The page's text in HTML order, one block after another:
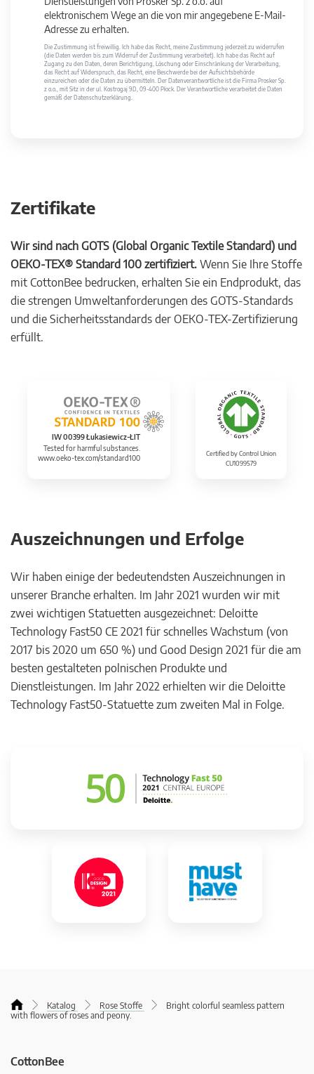
elektronischem Wege an die von mir angegebene E-Mail-
Adresse zu erhalten.
Die Zustimmung ist freiwillig. Ich habe das Recht, meine Zustimmung jederzeit zu widerrufen
(die Daten werden bis zum Widerruf der Zustimmung verarbeitet). Ich habe das Recht auf
Zugang zu den Daten, deren Berichtigung, Löschung oder Einschränkung der Verarbeitung,
das Recht auf Widerspruch, das Recht, eine Beschwerde bei der Aufsichtsbehörde
einzureichen oder die Daten zu übermitteln. Der Datenverantwortliche ist die Firma Prosker Sp.
z o.o., mit Sitz in der ul. Kostrogaj 9D, 09-400 Płock. Der Verantwortliche verarbeitet die Daten
gemäß der Datenschutzerklärung.
Zertifikate
Wir sind nach GOTS (Global Organic Textile Standard) und
OEKO-TEX® Standard 100 zertifiziert. Wenn Sie Ihre Stoffe
mit CottonBee bedrucken, erhalten Sie ein Endprodukt, das
die strengen Umweltanforderungen des GOTS-Standards
und die Sicherheitsstandards der OEKO-TEX-Zertifizierung
erfüllt.
IW 00399 Łukasiewicz-ŁIT
Tested for harmful substances.
www.oeko-tex.com/standard100
Certified by Control Union
CU1099579
Auszeichnungen und Erfolge
Wir haben einige der bedeutendsten Auszeichnungen in
unserer Branche erhalten. Im Jahr 2021 wurden wir mit
zwei wichtigen Statuetten ausgezeichnet: Deloitte
Technology Fast50 CE 2021 für schnelles Wachstum (von
2017 bis 2020 um 650 %) und Good Design 2021 für die am
besten gestalteten polnischen Produkte und
Dienstleistungen. Im Jahr 2022 erhielten wir die Deloitte
Technology Fast50-Statuette zum zweiten Mal in Folge.
Katalog Rose Stoffe
Bright colorful seamless pattern
with flowers of roses and peony.
CottonBee